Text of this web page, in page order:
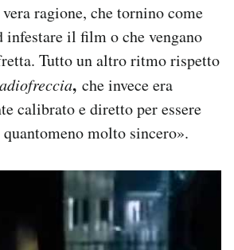
ragione, che tornino come
infestare il film o che vengano
Tutto un altro ritmo rispetto
, che invece era
calibrato e diretto per essere
quantomeno molto sincero».